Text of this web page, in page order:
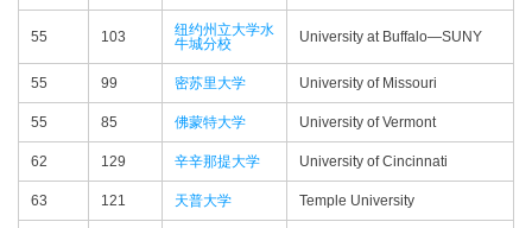
55 103
纽约州立大学水
牛城分校
University at Buffalo—​SUNY
55 99 密苏里大学 University of Missouri
55 85 佛蒙特大学 University of Vermont
62 129 辛辛那提大学 University of Cincinnati
63 121 天普大学 Temple University